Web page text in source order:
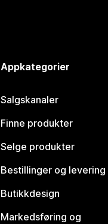
Appkategorier
Salgskanaler
Finne produkter
Selge produkter
Bestillinger og levering
Butikkdesign
Markedsføring og